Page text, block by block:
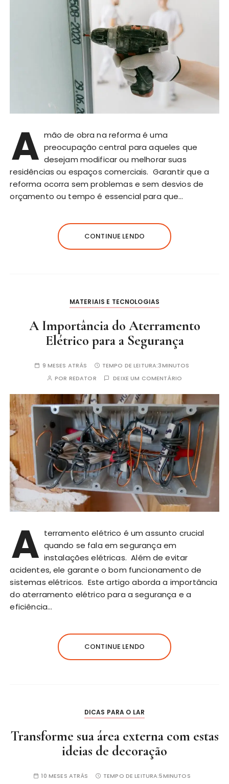
A mão de obra na reforma é uma
preocupação central para aqueles que
desejam modificar ou melhorar suas
residências ou espaços comerciais. Garantir que a
reforma ocorra sem problemas e sem desvios de
orçamento ou tempo é essencial para que…
CONTINUE LENDO
MATERIAIS E TECNOLOGIAS
A Importância do Aterramento
Elétrico para a Segurança
9 MESES ATRÁS TEMPO DE LEITURA:3MINUTOS
POR REDATOR DEIXE UM COMENTÁRIO
A terramento elétrico é um assunto crucial
quando se fala em segurança em
instalações elétricas. Além de evitar
acidentes, ele garante o bom funcionamento de
sistemas elétricos. Este artigo aborda a importância
do aterramento elétrico para a segurança e a
eficiência…
CONTINUE LENDO
DICAS PARA O LAR
Transforme sua área externa com estas
ideias de decoração
10 MESES ATRÁS TEMPO DE LEITURA:5MINUTOS